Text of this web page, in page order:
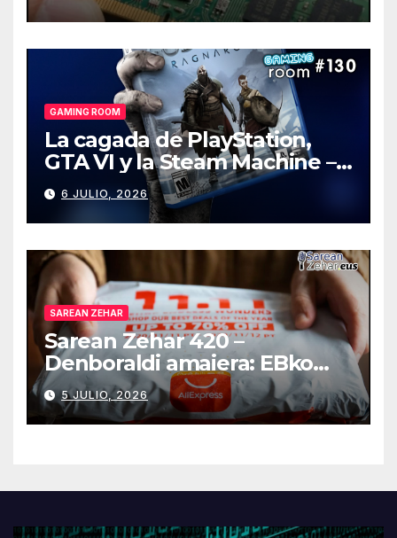
GAMING ROOM
La cagada de PlayStation,
GTA VI y la Steam Machine –
Gaming Room #130
6 JULIO, 2026
SAREAN ZEHAR
Sarean Zehar 420 –
Denboraldi amaiera: EBko
muga-zerga berriak
AliExpressi, AEBetako AAren
kontrola, Googleri behin
PlayStationeko bideojoko
5 JULIO, 2026